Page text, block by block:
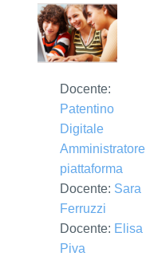
Docente:
Patentino
Digitale
Amministratore
piattaforma
Docente: Sara
Ferruzzi
Docente: Elisa
Piva